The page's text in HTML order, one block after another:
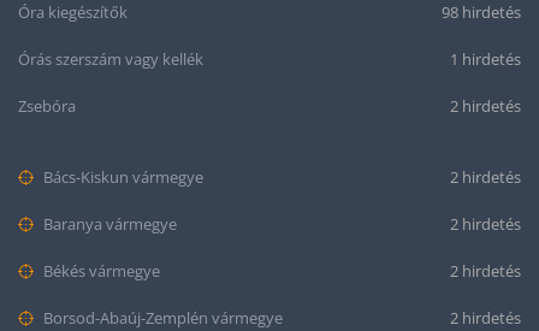
Óra kiegészítők 98 hirdetés
Órás szerszám vagy kellék 1 hirdetés
Zsebóra 2 hirdetés
Bács-Kiskun vármegye 2 hirdetés
Baranya vármegye 2 hirdetés
Békés vármegye 2 hirdetés
Borsod-Abaúj-Zemplén vármegye 2 hirdetés